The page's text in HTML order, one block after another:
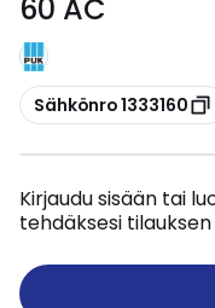
60 AC
Kopioi
Sähkönro 1333160
Kirjaudu sisään tai
tehdäksesi tilauksen